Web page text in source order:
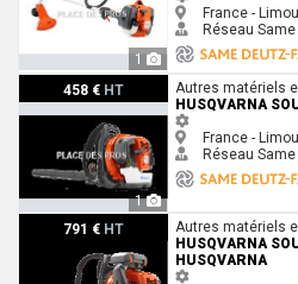
1
France -
Réseau
458 € HT
1
Husqvarna Souffleur 345BT Husqvarna
Autres matériels
HUSQVARNA
France -
Réseau
791 € HT
Husqvarna Souffleur 570 BTS Husqvarna
Autres matériels
HUSQVARNA
HUSQVARNA